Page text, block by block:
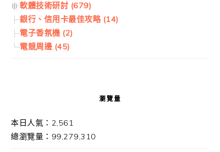
軟體技術研討 (679)
銀行、信用卡最佳攻略 (14)
電子香氛機 (2)
電競周邊 (45)
瀏覽量
本日人氣：2,561
總瀏覽量：99,279,310